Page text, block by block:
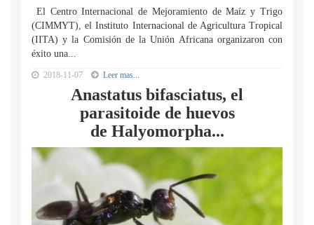
El Centro Internacional de Mejoramiento de Maíz y Trigo
(CIMMYT), el Instituto Internacional de Agricultura Tropical
(IITA) y la Comisión de la Unión Africana organizaron con
éxito una...
2018-11-07 Leer mas...
Anastatus bifasciatus, el
parasitoide de huevos
de Halyomorpha...